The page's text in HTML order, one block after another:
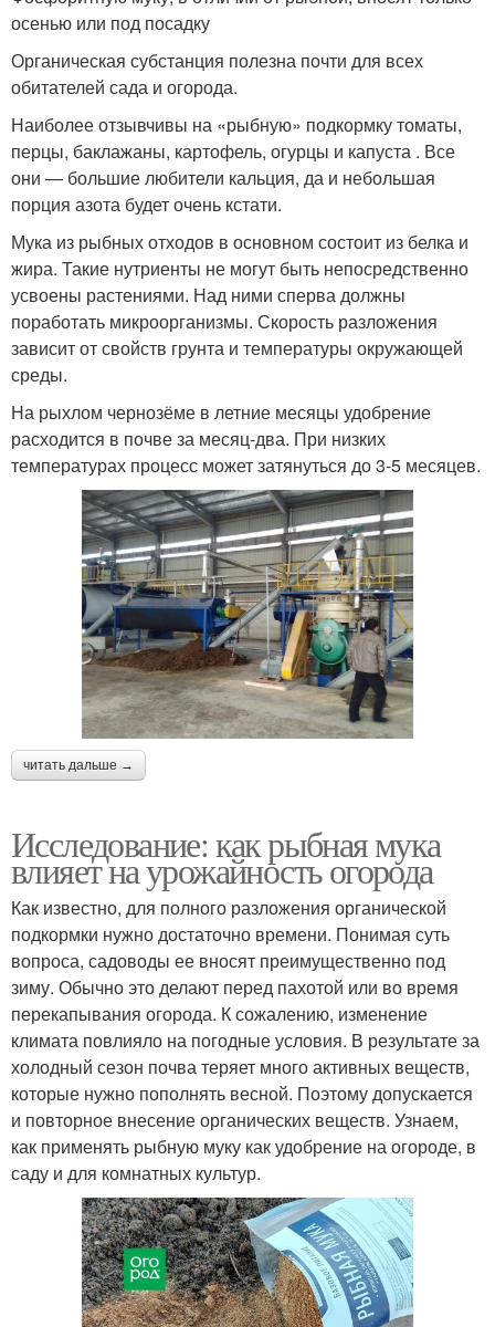
осенью или под посадку
Органическая субстанция полезна почти для всех
обитателей сада и огорода.
Наиболее отзывчивы на «рыбную» подкормку томаты,
перцы, баклажаны, картофель, огурцы и капуста . Все
они — большие любители кальция, да и небольшая
порция азота будет очень кстати.
Мука из рыбных отходов в основном состоит из белка и
жира. Такие нутриенты не могут быть непосредственно
усвоены растениями. Над ними сперва должны
поработать микроорганизмы. Скорость разложения
зависит от свойств грунта и температуры окружающей
среды.
На рыхлом чернозёме в летние месяцы удобрение
расходится в почве за месяц-два. При низких
температурах процесс может затянуться до 3-5 месяцев.
читать дальше →
Исследование: как рыбная мука
влияет на урожайность огорода
Как известно, для полного разложения органической
подкормки нужно достаточно времени. Понимая суть
вопроса, садоводы ее вносят преимущественно под
зиму. Обычно это делают перед пахотой или во время
перекапывания огорода. К сожалению, изменение
климата повлияло на погодные условия. В результате за
холодный сезон почва теряет много активных веществ,
которые нужно пополнять весной. Поэтому допускается
и повторное внесение органических веществ. Узнаем,
как применять рыбную муку как удобрение на огороде, в
саду и для комнатных культур.